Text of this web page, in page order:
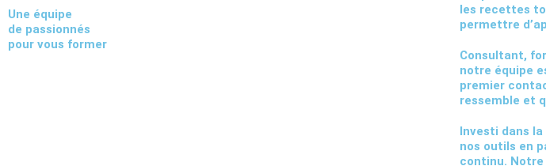
Une équipe
de passionnés
pour vous former
les recettes
permettre
Consultant,
notre équipe
premier
ressemble et
Investi dans la
nos outils en
continu.